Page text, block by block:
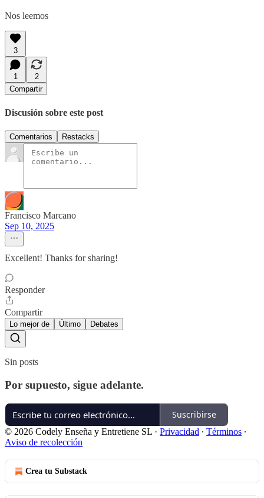
Nos leemos
3
1
2
Compartir
Discusión sobre este post
Comentarios Restacks
Francisco Marcano
Sep 10, 2025
Excellent! Thanks for sharing!
Responder
Compartir
Lo mejor de Último Debates
Sin posts
Por supuesto, sigue adelante.
Suscribirse
© 2026 Codely Enseña y Entretiene SL · Privacidad ∙ Términos ∙
Aviso de recolección
Crea tu Substack